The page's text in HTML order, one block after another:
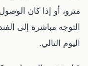
مترو، أو إذا كان
التوجه مباشرة إلى
اليوم التالي.